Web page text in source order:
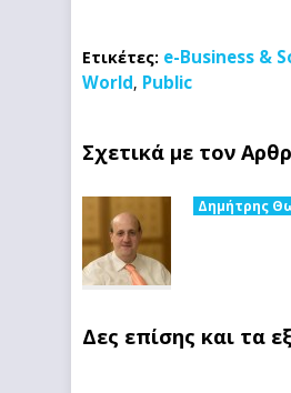
Ετικέτες: e-Business &
World, Public
Σχετικά με τον
Δημήτρης
Δες επίσης και τα